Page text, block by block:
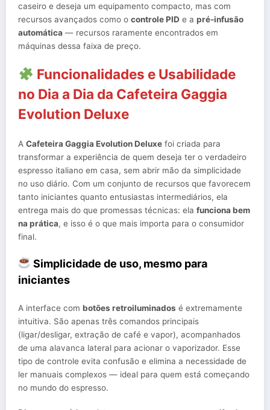
caseiro e deseja um equipamento compacto, mas com
recursos avançados como o controle PID e a pré-infusão
automática — recursos raramente encontrados em
máquinas dessa faixa de preço.
Funcionalidades e Usabilidade
no Dia a Dia da Cafeteira Gaggia
Evolution Deluxe
A Cafeteira Gaggia Evolution Deluxe foi criada para
transformar a experiência de quem deseja ter o verdadeiro
espresso italiano em casa, sem abrir mão da simplicidade
no uso diário. Com um conjunto de recursos que favorecem
tanto iniciantes quanto entusiastas intermediários, ela
entrega mais do que promessas técnicas: ela funciona bem
na prática, e isso é o que mais importa para o consumidor
final.
Simplicidade de uso, mesmo para
iniciantes
A interface com botões retroiluminados é extremamente
intuitiva. São apenas três comandos principais
(ligar/desligar, extração de café e vapor), acompanhados
de uma alavanca lateral para acionar o vaporizador. Esse
tipo de controle evita confusão e elimina a necessidade de
ler manuais complexos — ideal para quem está começando
no mundo do espresso.